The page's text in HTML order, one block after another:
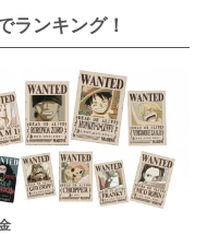
ランキング！